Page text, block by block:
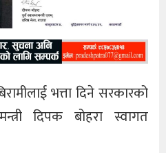
भत्ता दिने सरकारको
दिपक बोहरा स्वागत